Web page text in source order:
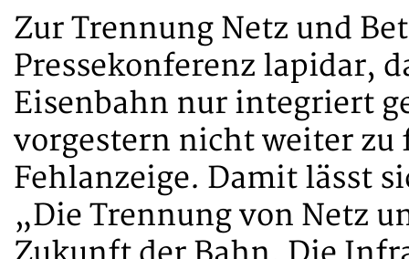
Zur Trennung Netz und
Pressekonferenz lapidar,
Eisenbahn nur integriert
vorgestern nicht weiter zu
Fehlanzeige. Damit lässt
„Die Trennung von Netz